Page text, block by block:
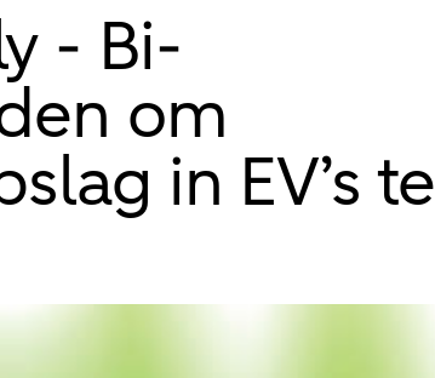
- Bi-
om
in EV’s te